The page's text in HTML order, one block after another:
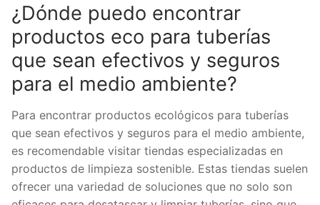
¿Dónde puedo encontrar
productos eco para tuberías
que sean efectivos y seguros
para el medio ambiente?
Para encontrar productos ecológicos para tuberías
que sean efectivos y seguros para el medio ambiente,
es recomendable visitar tiendas especializadas en
productos de limpieza sostenible. Estas tiendas suelen
ofrecer una variedad de soluciones que no solo son